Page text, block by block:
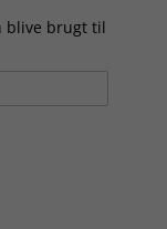
blive brugt til